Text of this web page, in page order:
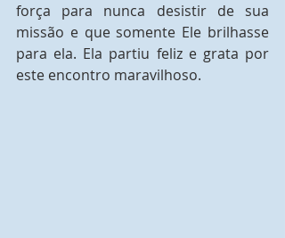
força para nunca desistir de sua
missão e que somente Ele brilhasse
para ela. Ela partiu feliz e grata por
este encontro maravilhoso.